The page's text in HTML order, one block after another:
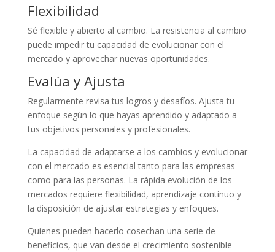
Flexibilidad
Sé flexible y abierto al cambio. La resistencia al cambio
puede impedir tu capacidad de evolucionar con el
mercado y aprovechar nuevas oportunidades.
Evalúa y Ajusta
Regularmente revisa tus logros y desafíos. Ajusta tu
enfoque según lo que hayas aprendido y adaptado a
tus objetivos personales y profesionales.
La capacidad de adaptarse a los cambios y evolucionar
con el mercado es esencial tanto para las empresas
como para las personas. La rápida evolución de los
mercados requiere flexibilidad, aprendizaje continuo y
la disposición de ajustar estrategias y enfoques.
Quienes pueden hacerlo cosechan una serie de
beneficios, que van desde el crecimiento sostenible